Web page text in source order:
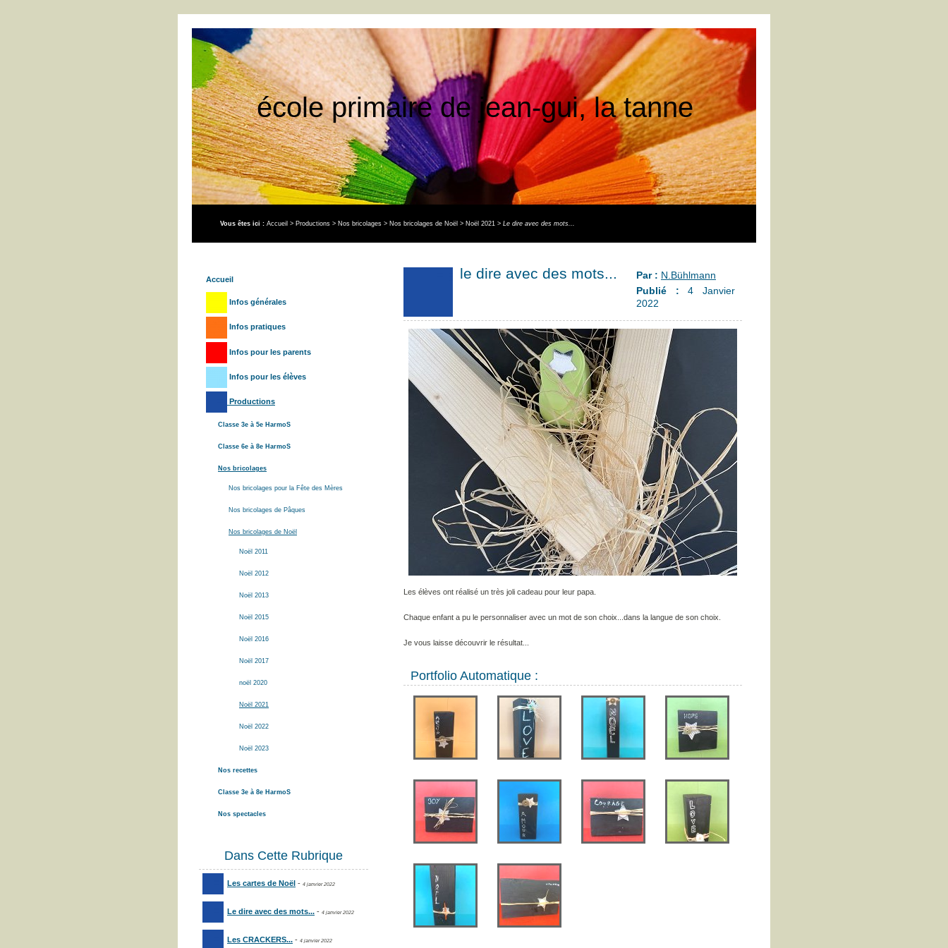
école primaire de jean-gui, la tanne
Vous êtes ici : Accueil > Productions > Nos bricolages > Nos bricolages de Noël > Noël 2021 > Le dire avec des mots...
Accueil
Infos générales
Infos pratiques
Infos pour les parents
Infos pour les élèves
Productions
Classe 3e à 5e HarmoS
Classe 6e à 8e HarmoS
Nos bricolages
Nos bricolages pour la Fête des Mères
Nos bricolages de Pâques
Nos bricolages de Noël
Noël 2011
Noël 2012
Noël 2013
Noël 2015
Noël 2016
Noël 2017
noël 2020
Noël 2021
Noël 2022
Noël 2023
Nos recettes
Classe 3e à 8e HarmoS
Nos spectacles
Dans Cette Rubrique
Les cartes de Noël - 4 janvier 2022
Le dire avec des mots... - 4 janvier 2022
Les CRACKERS... - 4 janvier 2022
Par : N.Bühlmann
Publié : 4 Janvier
2022
le dire avec des mots...
Les élèves ont réalisé un très joli cadeau pour leur papa.
Chaque enfant a pu le personnaliser avec un mot de son choix...dans la langue de son choix.
Je vous laisse découvrir le résultat...
Portfolio Automatique :